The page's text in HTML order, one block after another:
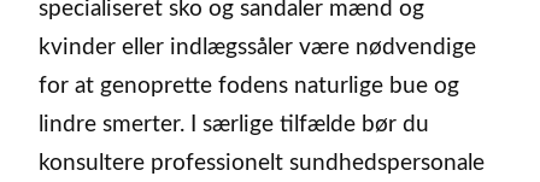
specialiseret sko og sandaler mænd og
kvinder eller indlægssåler være nødvendige
for at genoprette fodens naturlige bue og
lindre smerter. I særlige tilfælde bør du
konsultere professionelt sundhedspersonale